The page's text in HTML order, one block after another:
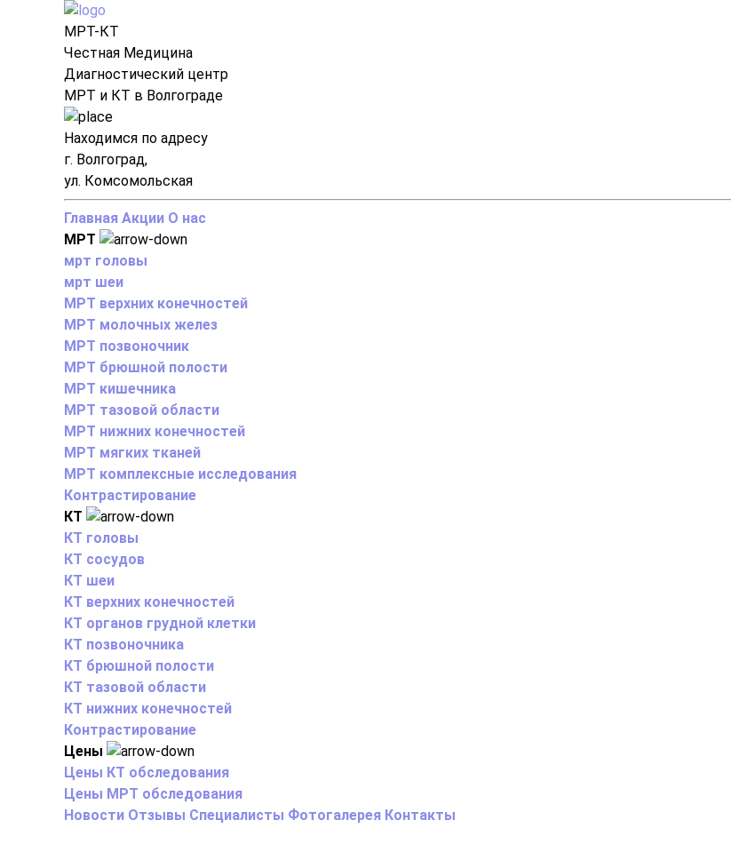
МРТ-КТ
Честная Медицина
Диагностический центр
МРТ и КТ в Волгограде
Находимся по адресу
г. Волгоград,
ул. Комсомольская
Главная Акции О нас
МРТ
мрт головы
мрт шеи
МРТ верхних конечностей
МРТ молочных желез
МРТ позвоночник
МРТ брюшной полости
МРТ кишечника
МРТ тазовой области
МРТ нижних конечностей
МРТ мягких тканей
МРТ комплексные исследования
Контрастирование
КТ
КТ головы
КТ сосудов
КТ шеи
КТ верхних конечностей
КТ органов грудной клетки
КТ позвоночника
КТ брюшной полости
КТ тазовой области
КТ нижних конечностей
Контрастирование
Цены
Цены КТ обследования
Цены МРТ обследования
Новости Отзывы Специалисты Фотогалерея Контакты